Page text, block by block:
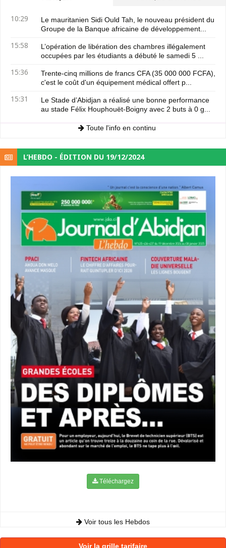
10:29
Le mauritanien Sidi Ould Tah, le nouveau président du
Groupe de la Banque africaine de développement...
15:58
L’opération de libération des chambres illégalement
occupées par les étudiants a débuté le samedi 5 ...
15:36
Trente-cinq millions de francs CFA (35 000 000 FCFA),
c'est le coût d'un équipement médical offert p...
15:31
Le Stade d’Abidjan a réalisé une bonne performance
au stade Félix Houphouët-Boigny avec 2 buts à 0 g...
Toute l'info en continu
L’HEBDO - ÉDITION DU 19/12/2024
Téléchargez
Voir tous les Hebdos
Voir la grille tarifaire